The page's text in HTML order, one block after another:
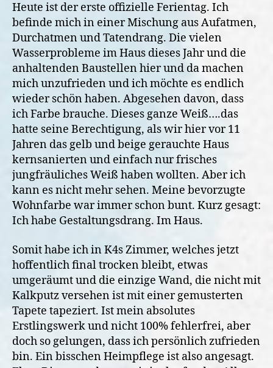
Heute ist der erste offizielle Ferientag. Ich
befinde mich in einer Mischung aus Aufatmen,
Durchatmen und Tatendrang. Die vielen
Wasserprobleme im Haus dieses Jahr und die
anhaltenden Baustellen hier und da machen
mich unzufrieden und ich möchte es endlich
wieder schön haben. Abgesehen davon, dass
ich Farbe brauche. Dieses ganze Weiß….das
hatte seine Berechtigung, als wir hier vor 11
Jahren das gelb und beige gerauchte Haus
kernsanierten und einfach nur frisches
jungfräuliches Weiß haben wollten. Aber ich
kann es nicht mehr sehen. Meine bevorzugte
Wohnfarbe war immer schon bunt. Kurz gesagt:
Ich habe Gestaltungsdrang. Im Haus.
Somit habe ich in K4s Zimmer, welches jetzt
hoffentlich final trocken bleibt, etwas
umgeräumt und die einzige Wand, die nicht mit
Kalkputz versehen ist mit einer gemusterten
Tapete tapeziert. Ist mein absolutes
Erstlingswerk und nicht 100% fehlerfrei, aber
doch so gelungen, dass ich persönlich zufrieden
bin. Ein bisschen Heimpflege ist also angesagt.